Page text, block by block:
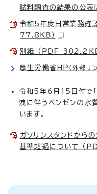
試料調査の結果の公
令和5年度日常業務確
77.8KB）
別紙 （PDF 302.2KB
厚生労働省HP （外部リ
令和5年6月15日付で「
洩に伴うベンゼンの水
います。
ガソリンスタンドから
基準超過について （